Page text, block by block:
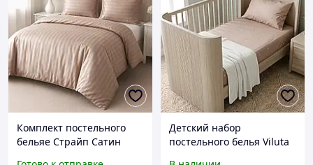
Комплект постельного
бельяе Страйп Сатин
Детский набор
постельного белья Viluta